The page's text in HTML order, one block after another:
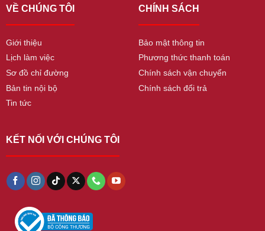
VỀ CHÚNG TÔI
Giới thiệu
Lịch làm việc
Sơ đồ chỉ đường
Bản tin nội bộ
Tin tức
CHÍNH SÁCH
Bảo mật thông tin
Phương thức thanh toán
Chính sách vận chuyển
Chính sách đổi trả
KẾT NỐI VỚI CHÚNG TÔI